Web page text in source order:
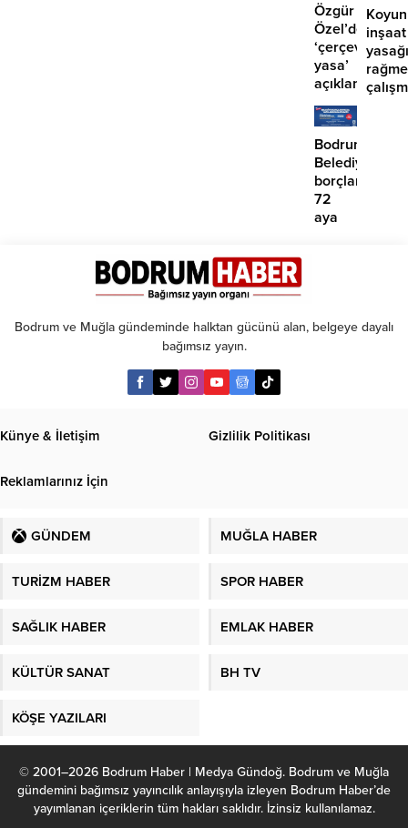
Özgür
Özel’den
‘çerçeve
yasa’
açıklaması:
‘İmza
atma
çabamız
yok’
inşaat
Bodrum
borçlara
72
aya
Bodrum ve Muğla gündeminde halktan gücünü alan, belgeye dayalı
bağımsız yayın.
Künye & İletişim Gizlilik Politikası
Reklamlarınız İçin
GÜNDEM MUĞLA HABER
TURİZM HABER SPOR HABER
SAĞLIK HABER EMLAK HABER
KÜLTÜR SANAT BH TV
KÖŞE YAZILARI
© 2001–2026 Bodrum Haber | Medya Gündoğ. Bodrum ve Muğla
gündemini bağımsız yayıncılık anlayışıyla izleyen Bodrum Haber’de
yayımlanan içeriklerin tüm hakları saklıdır. İzinsiz kullanılamaz.